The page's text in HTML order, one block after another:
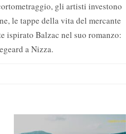
gli artisti investono
le tappe della vita del mercante
ispirato Balzac nel suo romanzo:
a Nizza.